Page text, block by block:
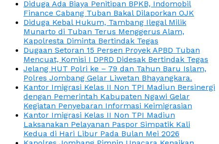
Diduga Ada Biaya Penitipan BPKB, Indomobil
Finance Cabang Tuban Bakal Dilaporkan OJK
Diduga Kebal Hukum, Tambang Ilegal Milik
Munarto di Tuban Terus Menggerus Alam,
Kapolresta Diminta Bertindak Tegas
Dugaan Setoran 15 Persen Proyek APBD Tuban
Mencuat, Komisi I DPRD Didesak Bertindak Tegas
Jelang HUT Polri ke – 79 dan Tahun Baru Islam,
Polres Jombang Gelar Liwetan Bhayangkara.
Kantor Imigrasi Kelas II Non TPI Madiun Bersinergi
dengan Pemerintah Kabupaten Ngawi Gelar
Kegiatan Penyebaran Informasi Keimigrasian
Kantor Imigrasi Kelas II Non TPI Madiun
Laksanakan Pelayanan Paspor Simpatik Kali
Kedua di Hari Libur Pada Bulan Mei 2026